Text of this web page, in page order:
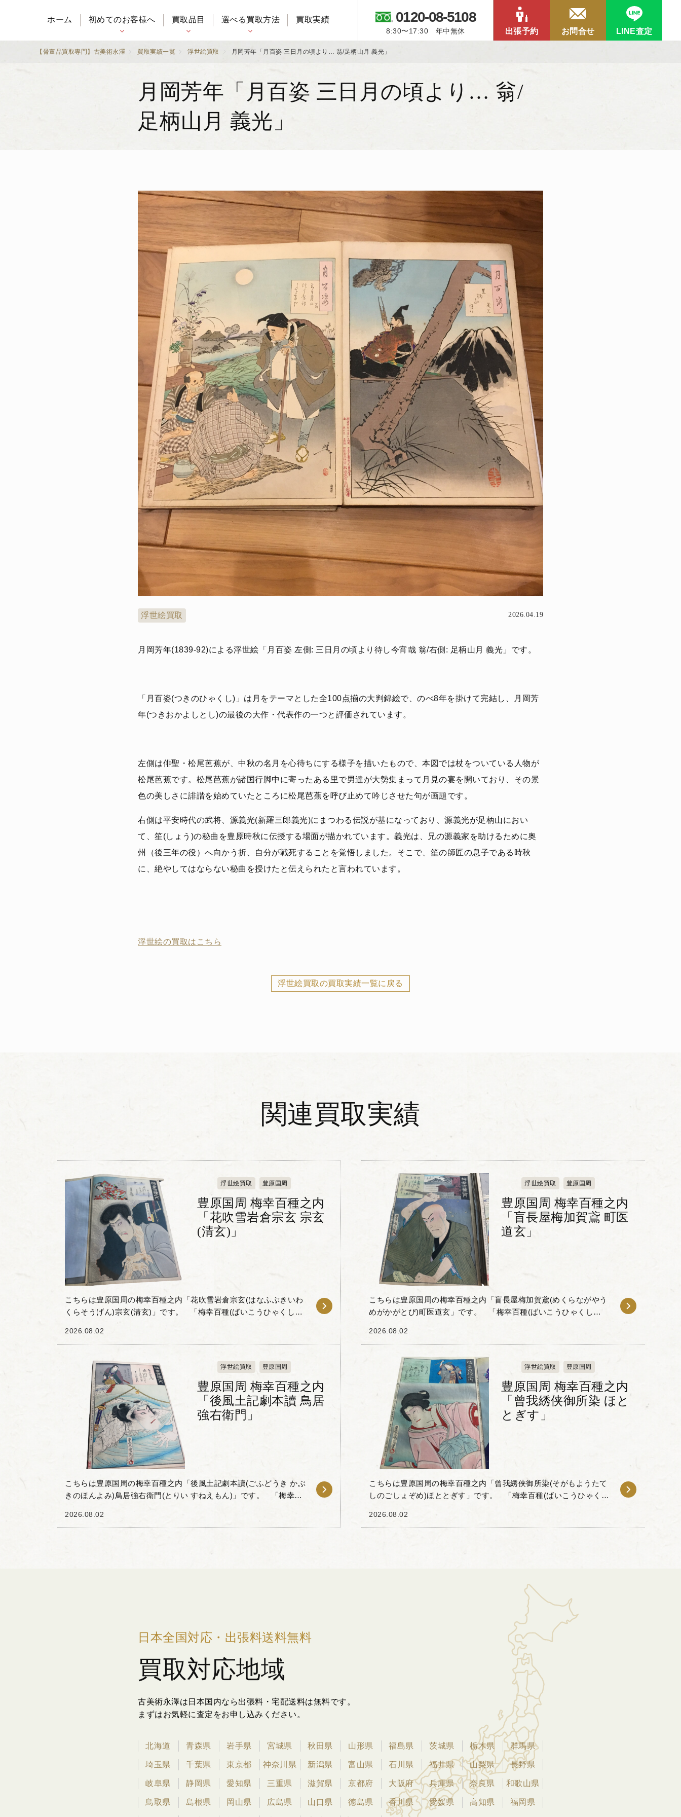
ホーム 初めてのお客様へ 買取品目 選べる買取方法 買取実績 0120-08-5108
8:30〜17:30 年中無休 出張予約 お問合せ LINE査定
【骨董品買取専門】古美術永澤 買取実績一覧 浮世絵買取 月岡芳年「月百姿 三日月の頃より… 翁/足柄山月 義光」
月岡芳年「月百姿 三日月の頃より… 翁/
足柄山月 義光」
浮世絵買取 2026.04.19
月岡芳年(1839-92)による浮世絵「月百姿 左側: 三日月の頃より待し今宵哉 翁/右側: 足柄山月 義光」です。
「月百姿(つきのひゃくし)」は月をテーマとした全100点揃の大判錦絵で、のべ8年を掛けて完結し、月岡芳
年(つきおかよしとし)の最後の大作・代表作の一つと評価されています。
左側は俳聖・松尾芭蕉が、中秋の名月を心待ちにする様子を描いたもので、本図では杖をついている人物が
松尾芭蕉です。松尾芭蕉が諸国行脚中に寄ったある里で男達が大勢集まって月見の宴を開いており、その景
色の美しさに誹諧を始めていたところに松尾芭蕉を呼び止めて吟じさせた句が画題です。
右側は平安時代の武将、源義光(新羅三郎義光)にまつわる伝説が基になっており、源義光が足柄山におい
て、笙(しょう)の秘曲を豊原時秋に伝授する場面が描かれています。義光は、兄の源義家を助けるために奥
州（後三年の役）へ向かう折、自分が戦死することを覚悟しました。そこで、笙の師匠の息子である時秋
に、絶やしてはならない秘曲を授けたと伝えられたと言われています。
浮世絵の買取はこちら
浮世絵買取の買取実績一覧に戻る
関連買取実績
浮世絵買取 豊原国周
豊原国周 梅幸百種之内
「花吹雪岩倉宗玄 宗玄
(清玄)」
こちらは豊原国周の梅幸百種之内「花吹雪岩倉宗玄(はなふぶきいわ
くらそうげん)宗玄(清玄)」です。 「梅幸百種(ばいこうひゃくし
2026.08.02
浮世絵買取 豊原国周
豊原国周 梅幸百種之内
「盲長屋梅加賀鳶 町医
道玄」
こちらは豊原国周の梅幸百種之内「盲長屋梅加賀鳶(めくらながやう
めがかがとび)町医道玄」です。 「梅幸百種(ばいこうひゃくし
2026.08.02
浮世絵買取 豊原国周
豊原国周 梅幸百種之内
「後風土記劇本讀 鳥居
強右衛門」
こちらは豊原国周の梅幸百種之内「後風土記劇本讀(ごふどうき かぶ
きのほんよみ)鳥居強右衛門(とりい すねえもん)」です。 「梅幸百
2026.08.02
浮世絵買取 豊原国周
豊原国周 梅幸百種之内
「曾我綉侠御所染 ほと
とぎす」
こちらは豊原国周の梅幸百種之内「曾我綉侠御所染(そがもようたて
しのごしょぞめ)ほととぎす」です。 「梅幸百種(ばいこうひゃくし
2026.08.02
日本全国対応・出張料送料無料
買取対応地域
古美術永澤は日本国内なら出張料・宅配送料は無料です。
まずはお気軽に査定をお申し込みください。
北海道 青森県 岩手県 宮城県 秋田県 山形県 福島県 茨城県 栃木県 群馬県
埼玉県 千葉県 東京都 神奈川県 新潟県 富山県 石川県 福井県 山梨県 長野県
岐阜県 静岡県 愛知県 三重県 滋賀県 京都府 大阪府 兵庫県 奈良県 和歌山県
鳥取県 島根県 岡山県 広島県 山口県 徳島県 香川県 愛媛県 高知県 福岡県